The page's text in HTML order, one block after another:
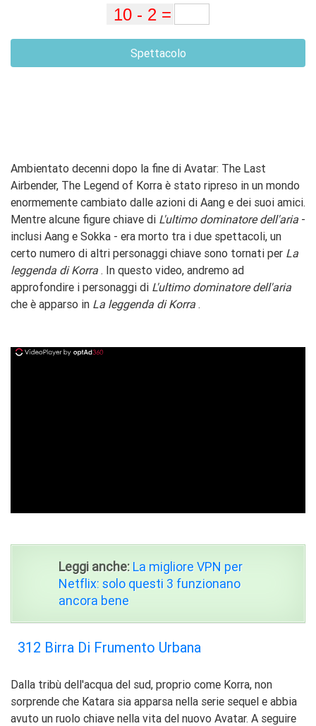
Spettacolo
Ambientato decenni dopo la fine di Avatar: The Last
Airbender, The Legend of Korra è stato ripreso in un mondo
enormemente cambiato dalle azioni di Aang e dei suoi amici.
Mentre alcune figure chiave di L'ultimo dominatore dell'aria -
inclusi Aang e Sokka - era morto tra i due spettacoli, un
certo numero di altri personaggi chiave sono tornati per La
leggenda di Korra . In questo video, andremo ad
approfondire i personaggi di L'ultimo dominatore dell'aria
che è apparso in La leggenda di Korra .
Leggi anche: La migliore VPN per
Netflix: solo questi 3 funzionano
ancora bene
312 Birra Di Frumento Urbana
Dalla tribù dell'acqua del sud, proprio come Korra, non
sorprende che Katara sia apparsa nella serie sequel e abbia
avuto un ruolo chiave nella vita del nuovo Avatar. A seguire